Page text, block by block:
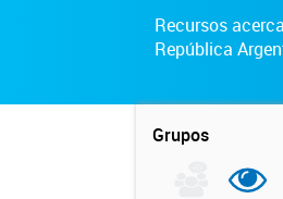
Recursos
República
Grupos